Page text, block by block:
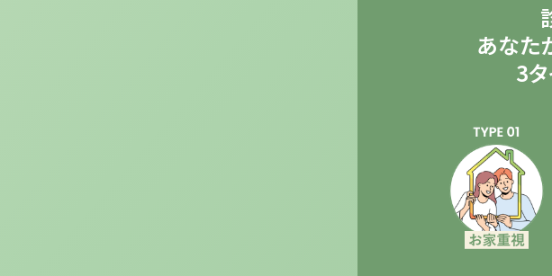
あなた
3